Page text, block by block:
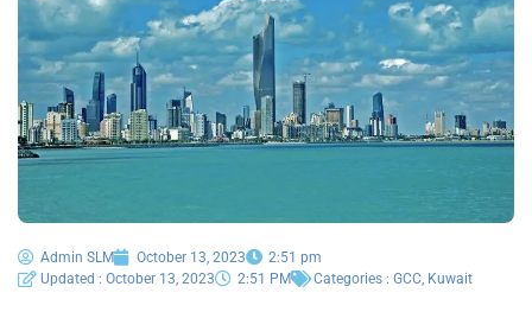
Admin SLM October 13, 2023
2:51 pm
Updated : October 13, 2023
2:51 PM Categories : GCC Kuwait